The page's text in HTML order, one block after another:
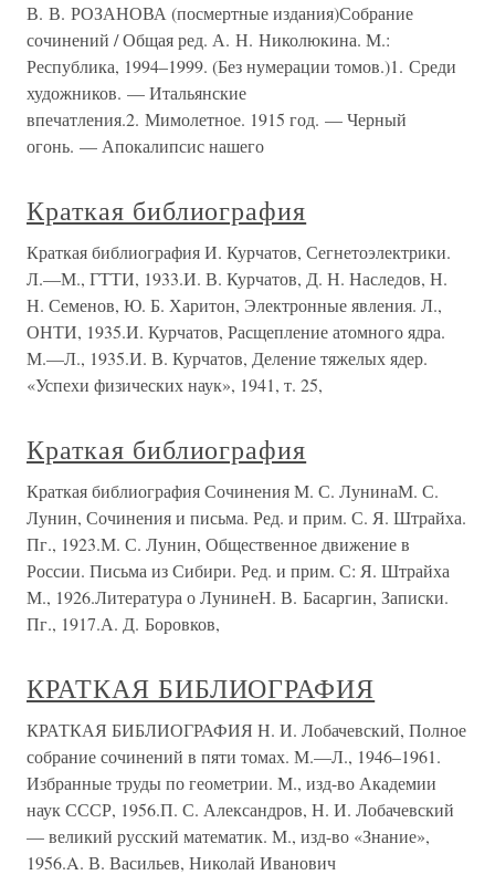
В. В. РОЗАНОВА (посмертные издания)Собрание
сочинений / Общая ред. А. Н. Николюкина. М.:
Республика, 1994–1999. (Без нумерации томов.)1. Среди
художников. — Итальянские
впечатления.2. Мимолетное. 1915 год. — Черный
огонь. — Апокалипсис нашего
Краткая библиография
Краткая библиография И. Курчатов, Сегнетоэлектрики.
Л.—М., ГТТИ, 1933.И. В. Курчатов, Д. Н. Наследов, Н.
Н. Семенов, Ю. Б. Харитон, Электронные явления. Л.,
ОНТИ, 1935.И. Курчатов, Расщепление атомного ядра.
М.—Л., 1935.И. В. Курчатов, Деление тяжелых ядер.
«Успехи физических наук», 1941, т. 25,
Краткая библиография
Краткая библиография Сочинения М. С. ЛунинаМ. С.
Лунин, Сочинения и письма. Ред. и прим. С. Я. Штрайха.
Пг., 1923.М. С. Лунин, Общественное движение в
России. Письма из Сибири. Ред. и прим. С: Я. Штрайха
М., 1926.Литература о ЛунинеН. В. Басаргин, Записки.
Пг., 1917.А. Д. Боровков,
КРАТКАЯ БИБЛИОГРАФИЯ
КРАТКАЯ БИБЛИОГРАФИЯ Н. И. Лобачевский, Полное
собрание сочинений в пяти томах. М.—Л., 1946–1961.
Избранные труды по геометрии. М., изд-во Академии
наук СССР, 1956.П. С. Александров, Н. И. Лобачевский
— великий русский математик. М., изд-во «Знание»,
1956.A. В. Васильев, Николай Иванович